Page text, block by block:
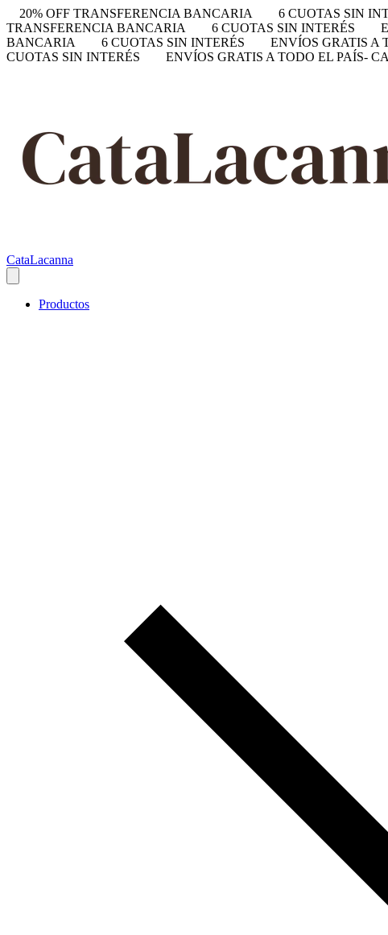
20% OFF TRANSFERENCIA BANCARIA 6 CUOTAS SIN
TRANSFERENCIA BANCARIA
6 CUOTAS SIN INTERÉS
BANCARIA
6 CUOTAS SIN INTERÉS ENVÍOS GRATIS A
CUOTAS SIN INTERÉS
ENVÍOS GRATIS A TODO EL PAÍS-
CataLacanna
Productos